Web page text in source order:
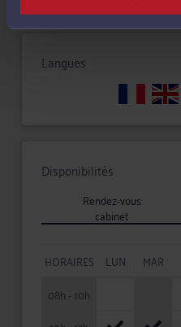
Langues
Disponibilités
Rendez-vous
cabinet
HORAIRES LUN MAR
08h - 10h